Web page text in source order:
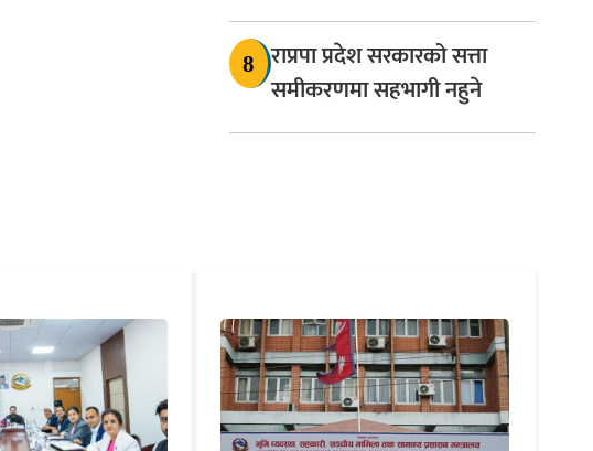
8
राप्रपा प्रदेश सरकारको सत्ता
समीकरणमा सहभागी नहुने